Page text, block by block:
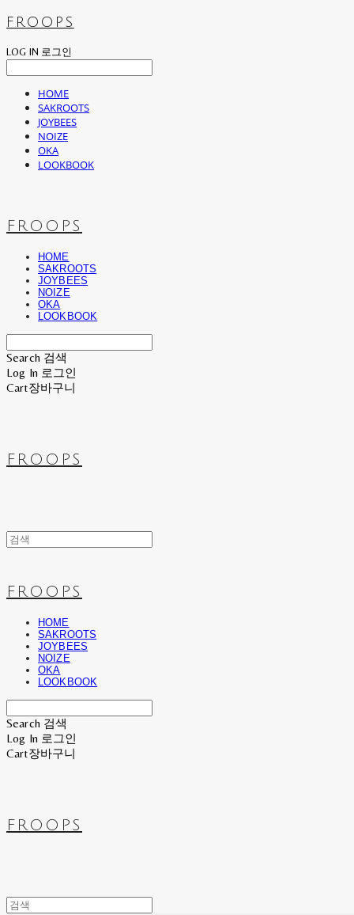
FROOPS
LOG IN 로그인
HOME
SAKROOTS
JOYBEES
NOIZE
OKA
LOOKBOOK
FROOPS
HOME
SAKROOTS
JOYBEES
NOIZE
OKA
LOOKBOOK
Search 검색
Log In 로그인
Cart장바구니
FROOPS
FROOPS
HOME
SAKROOTS
JOYBEES
NOIZE
OKA
LOOKBOOK
Search 검색
Log In 로그인
Cart장바구니
FROOPS